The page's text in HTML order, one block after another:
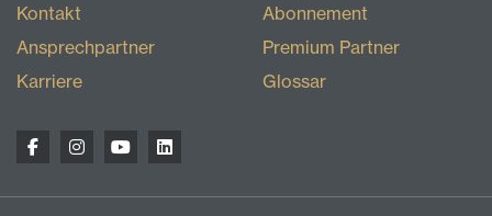
Kontakt
Ansprechpartner
Karriere
Abonnement
Premium Partner
Glossar